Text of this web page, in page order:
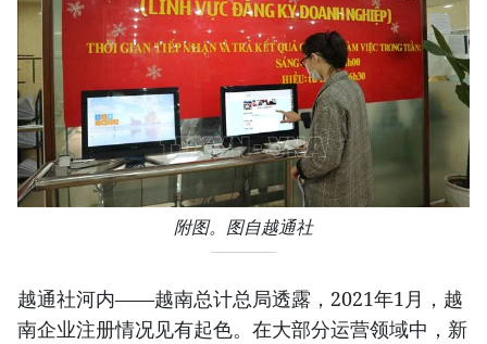
附图。图自越通社
越通社河内——越南总计总局透露，2021年1月，越
南企业注册情况见有起色。在大部分运营领域中，新